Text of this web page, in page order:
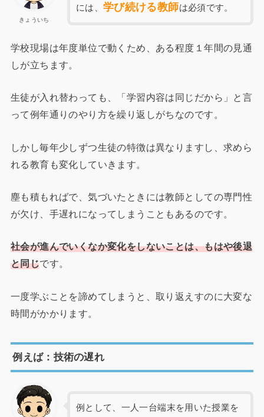
きょういち
には、 学び続ける教師は必須です。
学校現場は年度単位で動くため、ある程度１年間の見通
しが立ちます。
生徒が入れ替わっても、「学習内容は同じだから」と言
って例年通りのやり方を繰り返しがちなのです。
しかし毎年少しずつ生徒の特徴は異なりますし、求めら
れる教育も変化していきます。
塵も積もればで、気づいたときには教師としての専門性
が欠け、手遅れになってしまうこともあるのです。
社会が進んでいくなか変化をしないことは、もはや後退
と同じです。
一度学ぶことを諦めてしまうと、取り返えすのに大変な
時間がかかります。
例えば：技術の遅れ
例として、一人一台端末を用いた授業を